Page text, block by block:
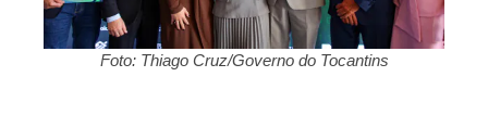
Foto: Thiago Cruz/Governo do Tocantins